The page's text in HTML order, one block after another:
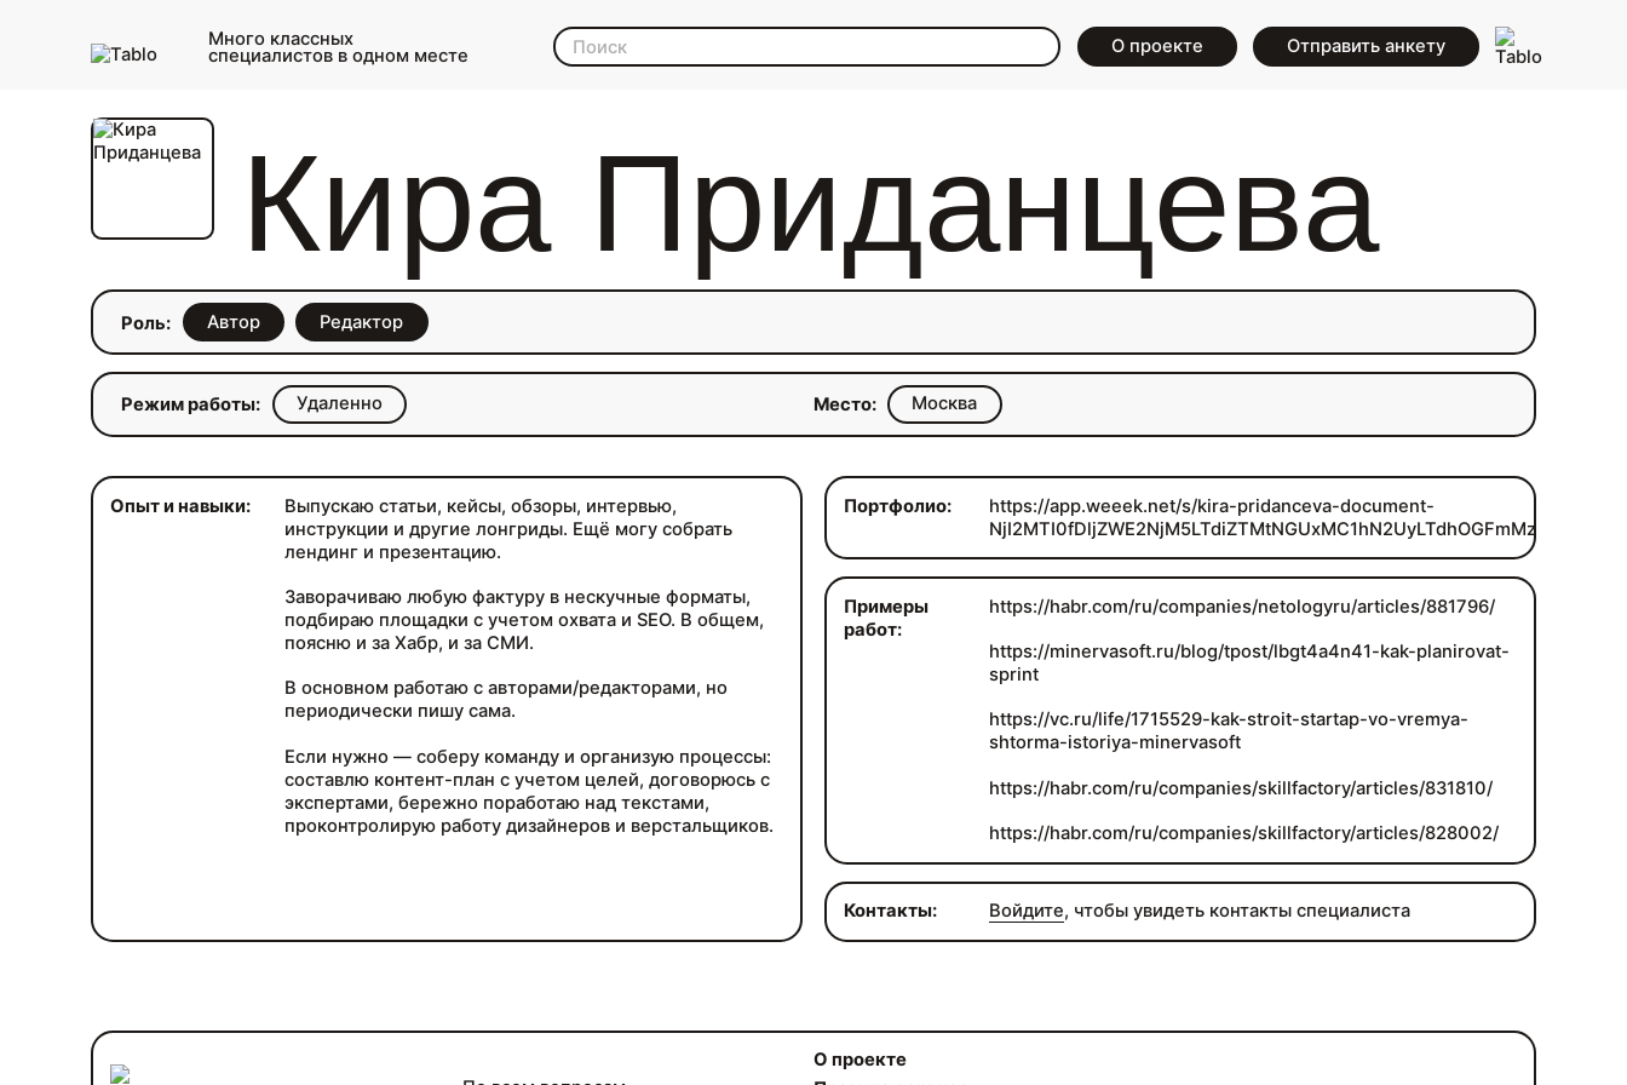
Много классных
специалистов в одном месте О проекте Отправить анкету
Кира Приданцева
Роль: Автор Редактор
Режим работы: Удаленно Место: Москва
Опыт и навыки:
Выпускаю статьи, кейсы, обзоры, интервью,
инструкции и другие лонгриды. Ещё могу собрать
лендинг и презентацию.
Заворачиваю любую фактуру в нескучные форматы,
подбираю площадки с учетом охвата и SEO. В общем,
поясню и за Хабр, и за СМИ.
В основном работаю с авторами/редакторами, но
периодически пишу сама.
Если нужно — соберу команду и организую процессы:
составлю контент-план с учетом целей, договорюсь с
экспертами, бережно поработаю над текстами,
проконтролирую работу дизайнеров и верстальщиков.
Портфолио:
https://app.weeek.net/s/kira-pridanceva-document-
Примеры
работ:
https://habr.com/ru/companies/netologyru/articles/881796/
https://minervasoft.ru/blog/tpost/lbgt4a4n41-kak-planirovat-
sprint
https://vc.ru/life/1715529-kak-stroit-startap-vo-vremya-
shtorma-istoriya-minervasoft
https://habr.com/ru/companies/skillfactory/articles/831810/
https://habr.com/ru/companies/skillfactory/articles/828002/
Контакты: Войдите, чтобы увидеть контакты специалиста
О проекте